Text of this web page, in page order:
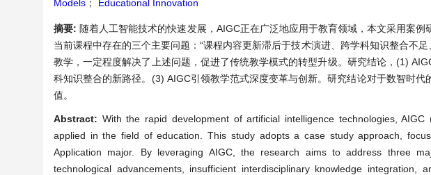
Models ； Educational Innovation
摘要: 随着人工智能技术的快速发展，AIGC正在广泛地应用于教育领域，本文采用案
当前课程中存在的三个主要问题：“课程内容更新滞后于技术演进、跨学科知识整合不
教学，一定程度解决了上述问题，促进了传统教学模式的转型升级。研究结论，(1)
科知识整合的新路径。(3) AIGC引领教学范式深度变革与创新。研究结论对于数智时
值。
Abstract: With the rapid development of artificial intelligence technologies,
applied in the field of education. This study adopts a case study approach,
Application major. By leveraging AIGC, the research aims to address three
technological advancements, insufficient interdisciplinary knowledge